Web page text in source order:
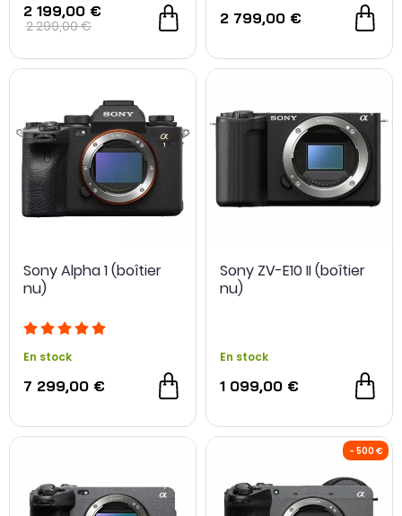
2 199,00 €
2 299,00 €
2 799,00 €
Sony Alpha 1 (boîtier
nu)
En stock
7 299,00 €
Sony ZV-E10 II (boîtier
nu)
En stock
1 099,00 €